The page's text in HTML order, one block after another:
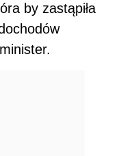
by zastąpiła